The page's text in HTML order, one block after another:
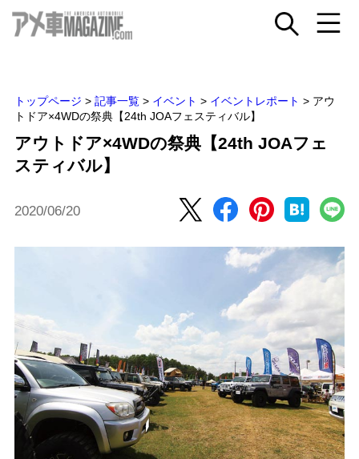
トップページ > 記事一覧 > イベント > イベントレポート > アウ
トドア×4WDの祭典【24th JOAフェスティバル】
アウトドア×4WDの祭典【24th JOAフェ
スティバル】
2020/06/20